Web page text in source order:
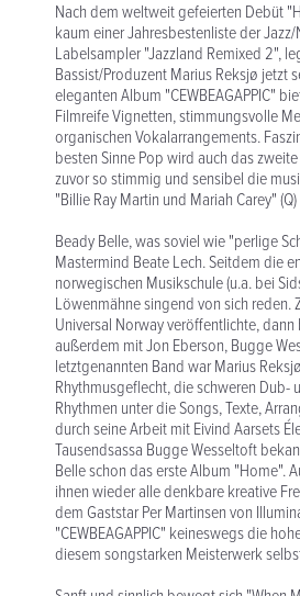
Nach dem weltweit gefeierten Debüt
kaum einer Jahresbestenliste der
Labelsampler "Jazzland Remixed 2",
Bassist/Produzent Marius Reksjø jetzt
eleganten Album "CEWBEAGAPPIC"
Filmreife Vignetten, stimmungsvolle
organischen Vokalarrangements.
besten Sinne Pop wird auch das
zuvor so stimmig und sensibel die
"Billie Ray Martin und Mariah Carey"
Beady Belle, was soviel wie "perlige
Mastermind Beate Lech. Seitdem die
norwegischen Musikschule (u.a. bei
Löwenmähne singend von sich
Universal Norway veröffentlichte,
außerdem mit Jon Eberson, Bugge
letztgenannten Band war Marius
Rhythmusgeflecht, die schweren
Rhythmen unter die Songs, Texte,
durch seine Arbeit mit Eivind Aarsets
Tausendsassa Bugge Wesseltoft
Belle schon das erste Album "Home".
ihnen wieder alle denkbare kreative
dem Gaststar Per Martinsen von
"CEWBEAGAPPIC" keineswegs die
diesem songstarken Meisterwerk